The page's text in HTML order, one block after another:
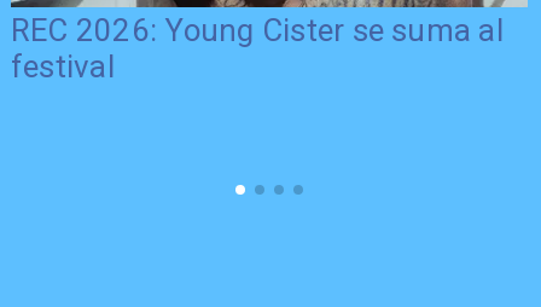
REC 2026: Young Cister se suma al
festival